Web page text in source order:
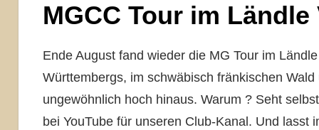
MGCC Tour im Ländle
Ende August fand wieder die MG Tour im
Württembergs, im schwäbisch fränkischen
ungewöhnlich hoch hinaus. Warum ? Seht
bei YouTube für unseren Club-Kanal. Und